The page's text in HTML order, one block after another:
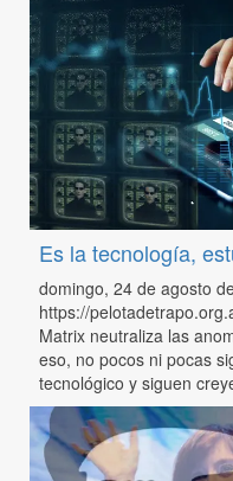
Es la tecnología,
domingo, 24 de agosto
https://
Matrix neutraliza las
eso, no pocos ni pocas
tecnológico y siguen